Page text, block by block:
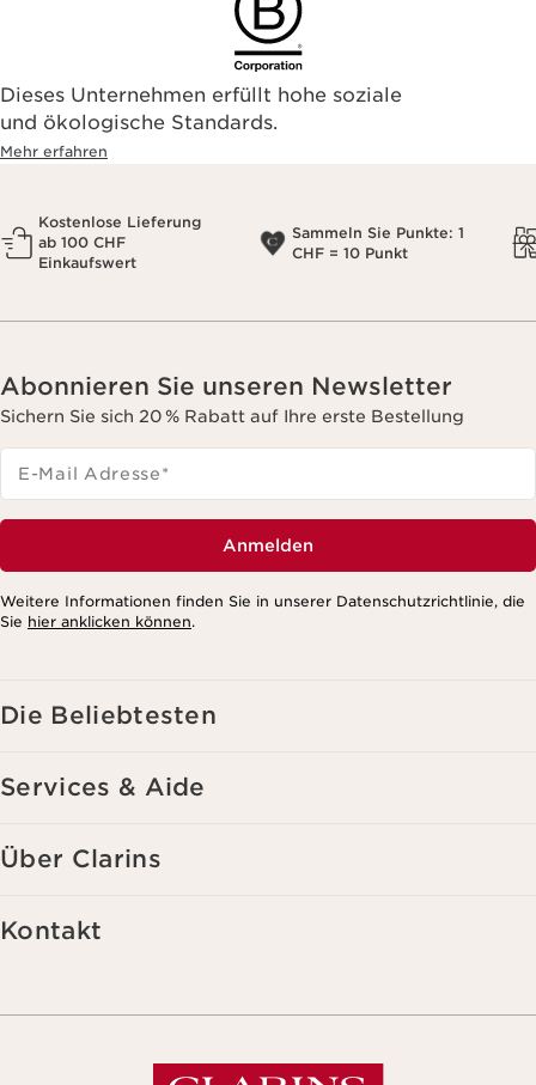
Dieses Unternehmen erfüllt hohe soziale
und ökologische Standards.
Mehr erfahren
Kostenlose Lieferung
ab 100 CHF
Einkaufswert
Sammeln Sie Punkte: 1
CHF = 10 Punkt
Abonnieren Sie unseren Newsletter
Sichern Sie sich 20 % Rabatt auf Ihre erste Bestellung
E-Mail Adresse*
Anmelden
Weitere Informationen finden Sie in unserer Datenschutzrichtlinie, die
Sie hier anklicken können.
Die Beliebtesten
Services & Aide
Über Clarins
Kontakt